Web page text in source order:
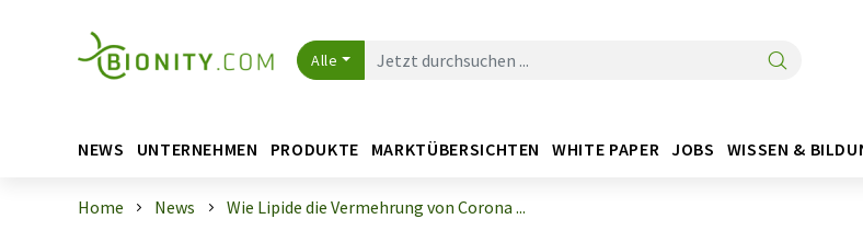
Alle
NEWS UNTERNEHMEN PRODUKTE MARKTÜBERSICHTEN WHITE PAPER JOBS WISSEN &
Home News Wie Lipide die Vermehrung von Corona ...